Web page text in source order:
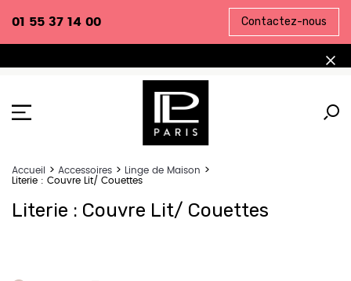
01 55 37 14 00 Contactez-nous
Accueil Accessoires
Linge de Maison
Literie : Couvre Lit/ Couettes
Literie : Couvre Lit/ Couettes